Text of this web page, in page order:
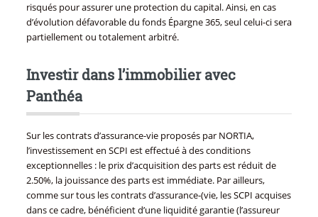
risqués pour assurer une protection du capital. Ainsi, en cas
d’évolution défavorable du fonds Épargne 365, seul celui-ci sera
partiellement ou totalement arbitré.
Investir dans l’immobilier avec
Panthéa
Sur les contrats d’assurance-vie proposés par NORTIA,
l’investissement en SCPI est effectué à des conditions
exceptionnelles : le prix d’acquisition des parts est réduit de
2.50%, la jouissance des parts est immédiate. Par ailleurs,
comme sur tous les contrats d’assurance-(vie, les SCPI acquises
dans ce cadre, bénéficient d’une liquidité garantie (l’assureur